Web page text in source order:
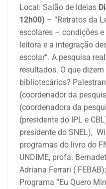
Local: Salão de Ideias
12h00) – “Retratos da
escolares – condições
leitora e a integração
escolar”. A pesquisa
resultados. O que
bibliotecários?
(coordenador da
(coordenadora da
(presidente do IPL e
presidente do SNEL);
programas do livro do
UNDIME, profa.
Adriana Ferrari (
Programa “Eu Quero